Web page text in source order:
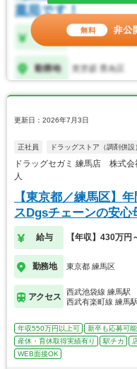
更新日：2026年7月3日
正社員 ドラッグストア（調剤併設
ドラッグセガミ 練馬店 株式
人
【東京都／練馬区】
スDgsチェーンの安
給与 【年収】430万円
勤務地 東京都 練馬区
アクセス
西武池袋線 練馬駅
西武有楽町線 練馬
年収550万円以上可 新卒も応募可能
産休・育休取得実績有り
駅チカ
WEB面接OK